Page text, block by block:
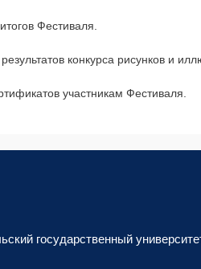
Фестиваля.
конкурса рисунков и
участникам Фестиваля.
государственный